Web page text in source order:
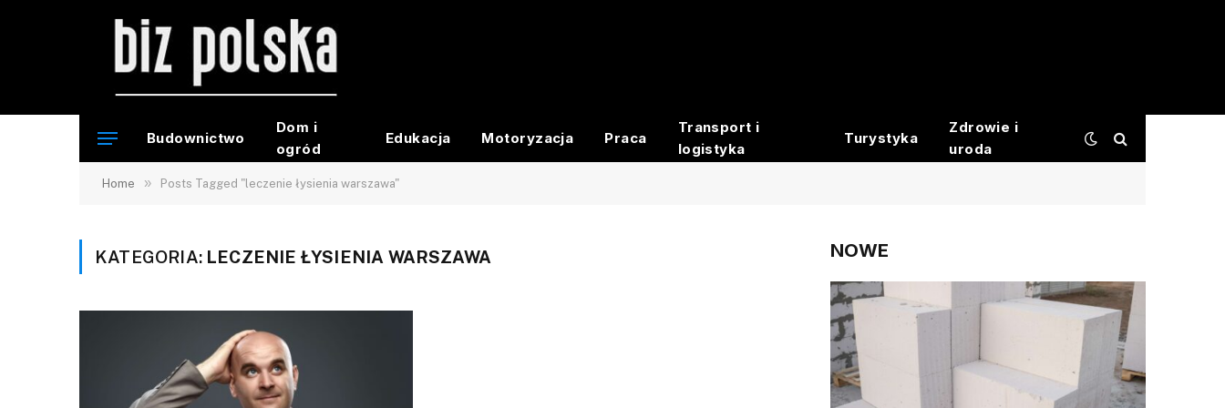
Budownictwo
Dom i
ogród
Edukacja Motoryzacja Praca
Transport i
logistyka
Turystyka
Zdrowie i
uroda
Home » Posts Tagged "leczenie łysienia warszawa"
KATEGORIA: LECZENIE ŁYSIENIA WARSZAWA NOWE